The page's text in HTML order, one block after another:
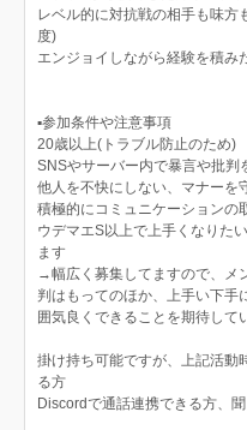
レベル的に対抗戦の相手も味
度)
エンジョイしながら経験を積み
▪️参加条件や注意事項
20歳以上(トラブル防止のため)
SNSやサーバー内で暴言や批判
他人を不快にしない、マナーを
積極的にコミュニケーションの
ウデマエS以上で上手くなりた
ます
→幅広く募集してますので、メ
判はもってのほか、上手い下手
囲気良くできることを期待して
掛け持ち可能ですが、上記活動
る方
Discordで通話連携できる方、